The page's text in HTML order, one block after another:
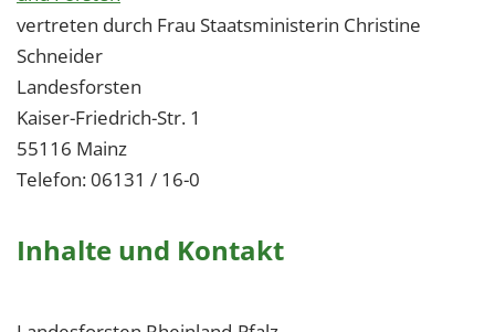
vertreten durch Frau Staatsministerin Christine
Schneider
Landesforsten
Kaiser-Friedrich-Str. 1
55116 Mainz
Telefon: 06131 / 16-0
Inhalte und Kontakt